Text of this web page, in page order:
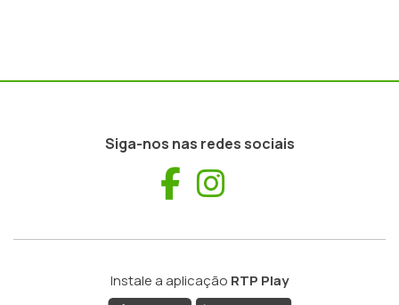
Siga-nos nas redes sociais
Facebook
Instale a aplicação RTP Play